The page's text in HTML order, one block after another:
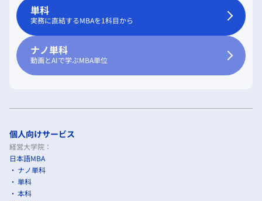
単科
実務に直結するMBAを1科目から
ナノ単科
動画とAIで学ぶMBA単位
個人向けサービス
経営大学院：
日本語MBA
ナノ単科
単科
本科